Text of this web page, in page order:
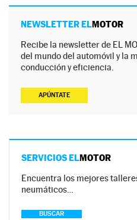
NEWSLETTER ELMOTOR
Recibe la newsletter de EL
del mundo del automóvil y la
conducción y eficiencia.
APÚNTATE
SERVICIOS ELMOTOR
Encuentra los mejores
neumáticos…
BUSCAR